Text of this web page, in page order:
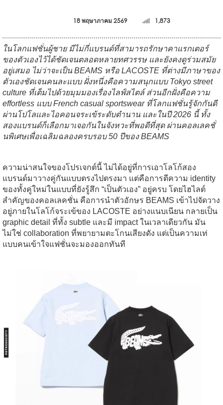
18 พฤษาภาคม 2569 1,873
ในโลกแฟชั่นผู้ชาย มีไม่กี่แบรนด์ที่สามารถรักษาคาแรกเตอร์
ของตัวเองไว้ได้ชัดเจนตลอดหลายทศวรรษ และยังคงดูร่วมสมัย
อยู่เสมอ ไม่ว่าจะเป็น BEAMS หรือ LACOSTE ที่ต่างมีภาษาของ
ตัวเองชัดเจนคนละแบบ ฝั่งหนึ่งคือความสนุกแบบ Tokyo street
culture ที่เต็มไปด้วยมุมมองเรื่องไลฟ์สไตล์ ส่วนอีกฝั่งคือความ
effortless แบบ French casual sportswear ที่โลกแฟชั่นรู้จักกันดี
ผ่านโปโลและไอคอนจระเข้ระดับตำนาน และในปี 2026 นี้ ทั้ง
สองแบรนด์ก็เลือกมาเจอกันในจังหวะที่พอดีที่สุด ผ่านคอลเลคชั่
นพิเศษเพื่อเฉลิมฉลองครบรอบ 50 ปีของ BEAMS
ความน่าสนใจของโปรเจกต์นี้ ไม่ได้อยู่ที่การเอาโลโก้สอง
แบรนด์มาวางคู่กันแบบตรงไปตรงมา แต่คือการตีความ identity
ของทั้งคู่ใหม่ในแบบที่ยังรู้สึก “เป็นตัวเอง” อยู่ครบ โดยไฮไลต์
สำคัญของคอลเลคชั่น คือการนำตัวอักษร BEAMS เข้าไปจัดวาง
อยู่ภายในโลโก้จระเข้ของ LACOSTE อย่างแนบเนียน กลายเป็น
graphic detail ที่ทั้ง subtle และมี impact ในเวลาเดียวกัน มัน
ไม่ใช่ collaboration ที่พยายามตะโกนเสียงดัง แต่เป็นความเท่
แบบคนเข้าใจแฟชั่นจะมองออกทันที